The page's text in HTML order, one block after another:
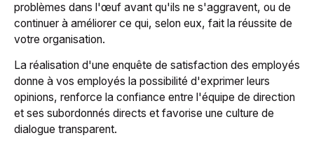
problèmes dans l'œuf avant qu'ils ne s'aggravent, ou de
continuer à améliorer ce qui, selon eux, fait la réussite de
votre organisation.
La réalisation d'une enquête de satisfaction des employés
donne à vos employés la possibilité d'exprimer leurs
opinions, renforce la confiance entre l'équipe de direction
et ses subordonnés directs et favorise une culture de
dialogue transparent.